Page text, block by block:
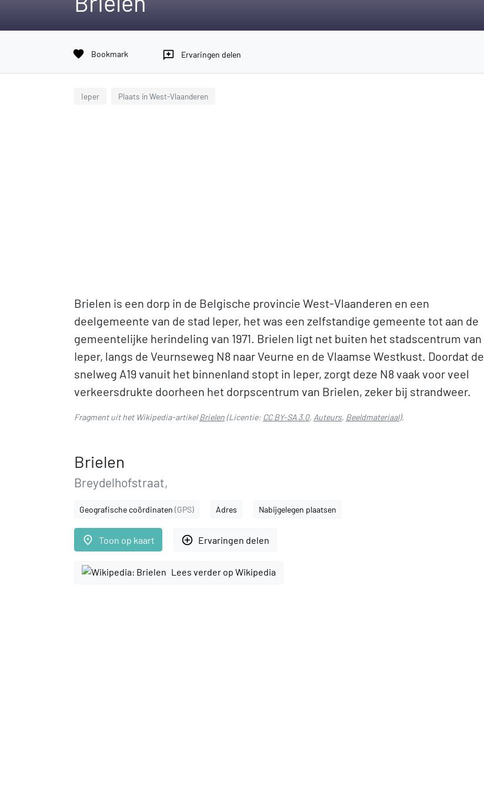
favorite Bookmark reviews Ervaringen delen
Ieper Plaats in West-Vlaanderen
Brielen is een dorp in de Belgische provincie West-Vlaanderen en een
deelgemeente van de stad Ieper, het was een zelfstandige gemeente tot aan de
gemeentelijke herindeling van 1971. Brielen ligt net buiten het stadscentrum van
Ieper, langs de Veurnseweg N8 naar Veurne en de Vlaamse Westkust. Doordat de
snelweg A19 vanuit het binnenland stopt in Ieper, zorgt deze N8 vaak voor veel
verkeersdrukte doorheen het dorpscentrum van Brielen, zeker bij strandweer.
Fragment uit het Wikipedia-artikelBrielen(Licentie: CC BY-SA 3.0, Auteurs, Beeldmateriaal).
Brielen
Breydelhofstraat,
Geografische coördinaten (GPS) Adres Nabijgelegen plaatsen
place Toon op kaart add_circle_outline Ervaringen delen
Lees verder op Wikipedia